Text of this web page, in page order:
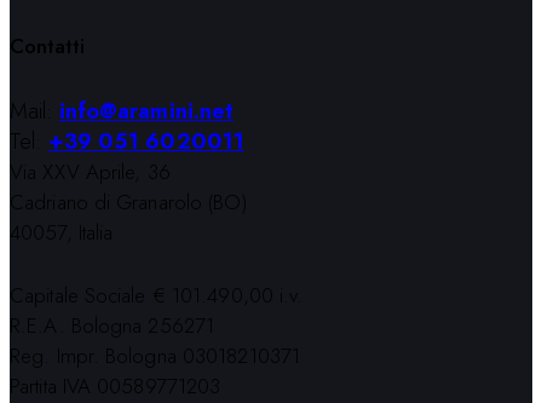
Contatti
Mail:info@aramini.net
Tel:+39 051 6020011
Via XXV Aprile, 36
Cadriano di Granarolo (BO)
40057, Italia
Capitale Sociale € 101.490,00 i.v.
R.E.A. Bologna 256271
Reg. Impr. Bologna 03018210371
Partita IVA 00589771203